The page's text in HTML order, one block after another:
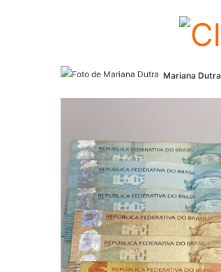
Mariana Dutra